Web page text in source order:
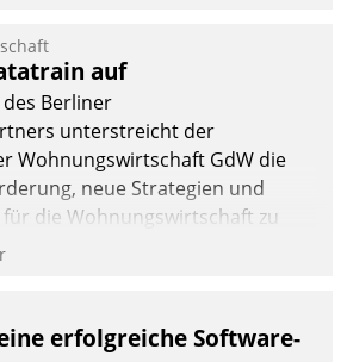
auf
Berliner
unterstreicht der
Wohnungswirtschaft GdW die
neue Strategien und
die Wohnungswirtschaft zu
erfolgreiche Software-